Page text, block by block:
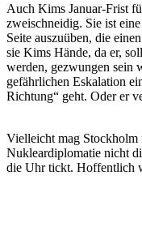
Auch Kims Januar-Frist
zweischneidig. Sie ist
Seite auszuüben, die
sie Kims Hände, da er,
werden, gezwungen sein
gefährlichen Eskalation
Richtung“ geht. Oder er
Vielleicht mag Stockholm
Nukleardiplomatie nicht
die Uhr tickt. Hoffentlich